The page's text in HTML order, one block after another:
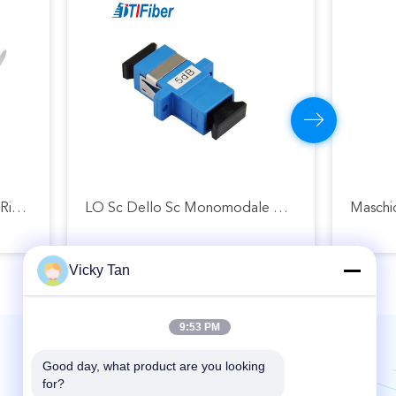
Le Telecomunicazioni Hanno Riparato L'attenuatore A Fibra Ottica Ottico Del Singolo Modo Dell'attenuatore FC UPC LO Sc Dello Sc Monomodale Di Simplex Del Buon Attenuatore A Fibra Ottica Della Stabilità Ha Riparato 1db/5dB
Vicky Tan
9:53 PM
Good day, what product are you looking
for?